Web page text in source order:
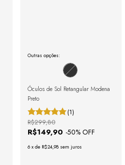
Outras opções:
Óculos de Sol Retangular Modena
Preto
(1)
R$149,90 -50% OFF
R$299,80
6 x de R$24,98 sem juros